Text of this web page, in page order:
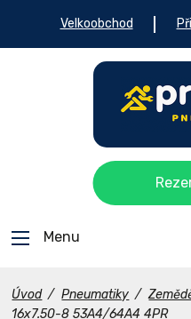
Velkoobchod
Menu
Úvod / Pneumatiky /
16x7.50-8 53A4/64A4 4PR